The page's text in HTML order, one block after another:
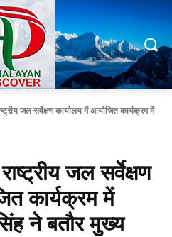
जल सर्वेक्षण कार्यालय में आयोजित कार्यक्रम में
जल सर्वेक्षण
कार्यक्रम में
ने बतौर मुख्य